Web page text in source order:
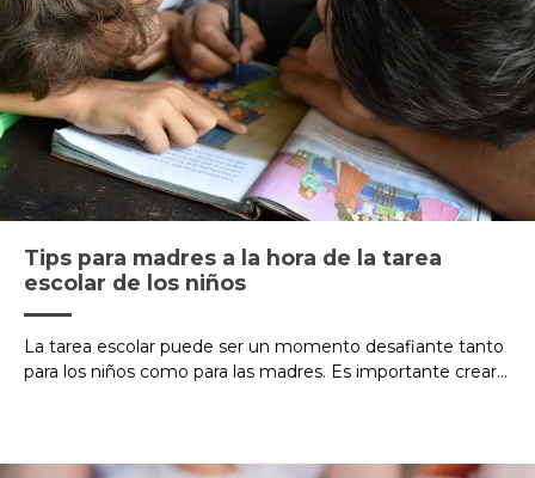
Tips para madres a la hora de la tarea
escolar de los niños
La tarea escolar puede ser un momento desafiante tanto
para los niños como para las madres. Es importante crear...